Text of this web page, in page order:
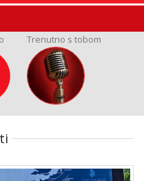
Trenutno s tobom